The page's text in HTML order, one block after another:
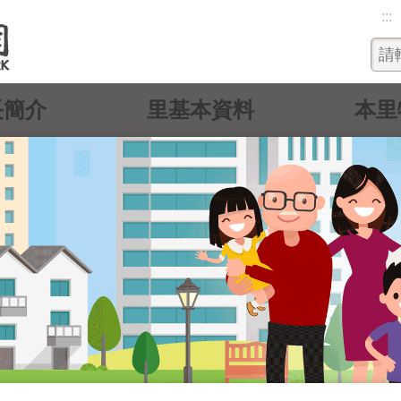
:::
介 里基本資料 本